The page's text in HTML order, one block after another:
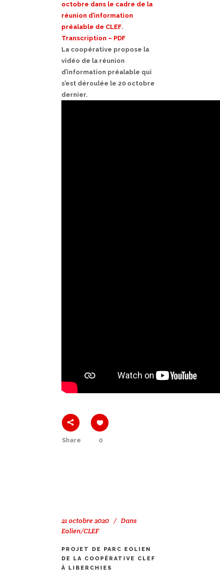
octobre dans le cadre de la
réunion d’information
préalable de CLEF.
Transcription – PDF
La coopérative propose la
vidéo de la réunion
d’information préalable qui
s’est déroulée le 20 octobre
dernier.
Share 0
21 octobre 2020
Dans
Eolien/CLEF
PROJET DE PARC EOLIEN
DE LA COOPÉRATIVE CLEF
À LIBERCHIES